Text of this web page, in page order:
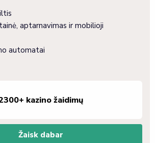
aptarnavimas ir mobilioji
automatai
kazino žaidimų
Žaisk dabar